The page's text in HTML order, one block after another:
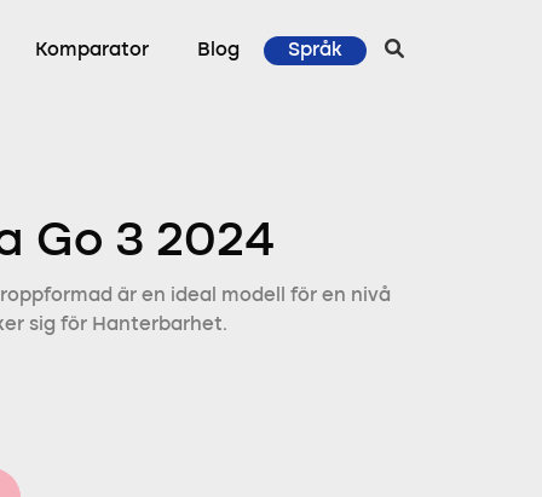
Komparator Blog Språk
Go 3 2024
är en ideal modell för en nivå
sig för Hanterbarhet.